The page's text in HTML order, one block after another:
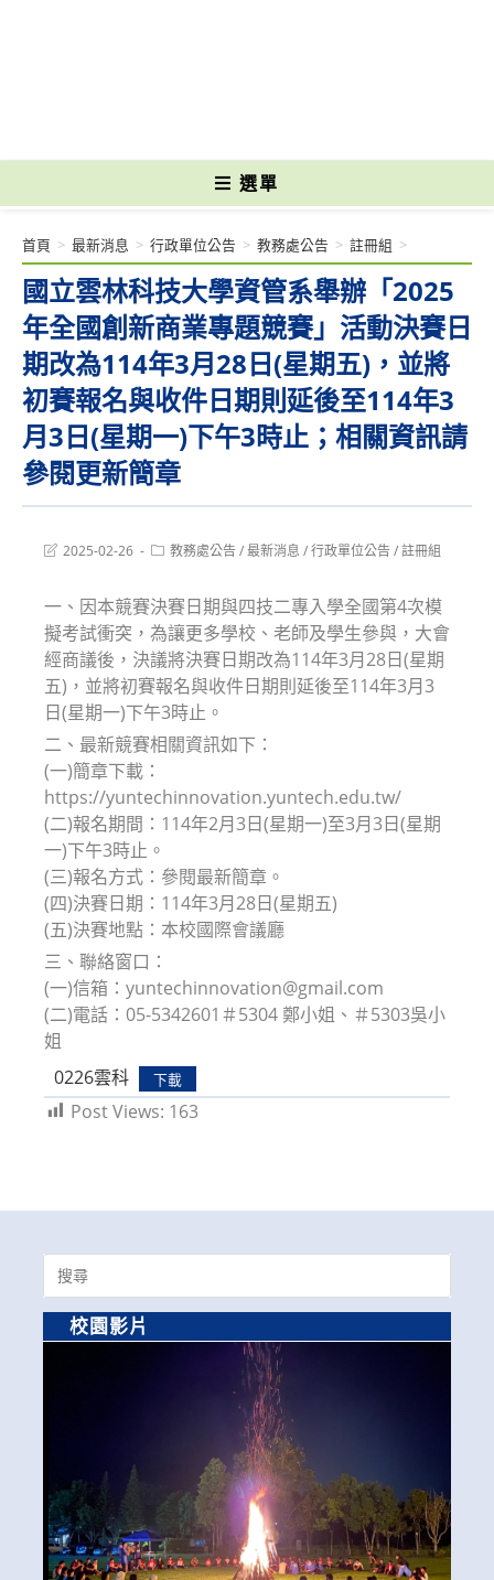
選單
國立雲林科技大學資管系舉辦「2025
年全國創新商業專題競賽」活動決賽日
期改為114年3月28日(星期五)，並將
初賽報名與收件日期則延後至114年3
月3日(星期一)下午3時止；相關資訊請
參閱更新簡章
首頁 > 最新消息 > 行政單位公告 > 教務處公告 > 註冊組 >
Post2025-02-26
Post教務處公告/最新消息 /行政單位公告/註冊組
一、因本競賽決賽日期與四技二專入學全國第4次模
擬考試衝突，為讓更多學校、老師及學生參與，大會
經商議後，決議將決賽日期改為114年3月28日(星期
五)，並將初賽報名與收件日期則延後至114年3月3
日(星期一)下午3時止。
二、最新競賽相關資訊如下：
(一)簡章下載：
https://yuntechinnovation.yuntech.edu.tw/
(二)報名期間：114年2月3日(星期一)至3月3日(星期
一)下午3時止。
(三)報名方式：參閱最新簡章。
(四)決賽日期：114年3月28日(星期五)
(五)決賽地點：本校國際會議廳
三、聯絡窗口：
(一)信箱：yuntechinnovation@gmail.com
(二)電話：05-5342601＃5304 鄭小姐、＃5303吳小
姐
0226雲科
下載
Post Views: 163
Search
for:
校園影片